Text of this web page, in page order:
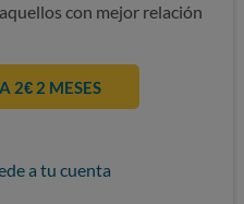
con mejor relación
2€ 2 MESES
a tu cuenta